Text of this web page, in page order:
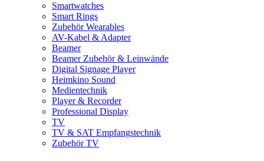
Smartwatches
Smart Rings
Zubehör Wearables
AV-Kabel & Adapter
Beamer
Beamer Zubehör & Leinwände
Digital Signage Player
Heimkino Sound
Medientechnik
Player & Recorder
Professional Display
TV
TV & SAT Empfangstechnik
Zubehör TV